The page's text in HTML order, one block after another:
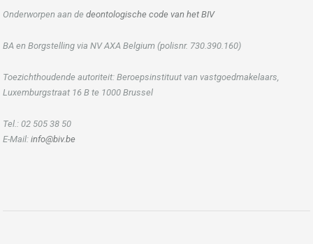
Onderworpen aan de deontologische code van het BIV
BA en Borgstelling via NV AXA Belgium (polisnr. 730.390.160)
Toezichthoudende autoriteit: Beroepsinstituut van vastgoedmakelaars,
Luxemburgstraat 16 B te 1000 Brussel
Tel.: 02 505 38 50
E-Mail: info@biv.be